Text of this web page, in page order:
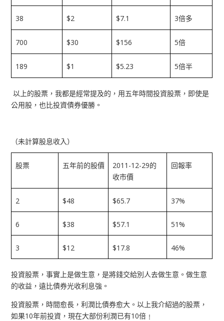
38 $2 $7.1 3倍多
700 $30 $156 5倍
189 $1 $5.23 5倍半
以上的股票，我都是經常提及的，用五年時間投資股票，即使是
公用股，也比投資債券優勝。
（未計算股息收入）
股票 五年前的股價 2011-12-29的
收市價
回報率
2 $48 $65.7 37%
6 $38 $57.1 51%
3 $12 $17.8 46%
投資股票，事實上是做生意，是將錢交給別人去做生意。做生意
的收益，遠比債券光收利息強。
投資股票，時間愈長，利潤比債券愈大。以上我介紹過的股票，
如果10年前投資，現在大部份利潤已有10倍﹗